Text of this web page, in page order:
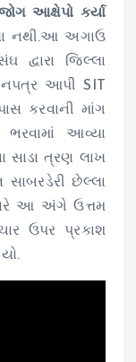
આક્ષેપો કર્યા
નથી.આ અગાઉ
જિલ્લા
આપી SIT
કરવાની માંગ
ભરવામાં આવ્યા
સાડા ત્રણ લાખ
સાબરડેરી છેલ્લા
આ અંગે ઉત્તમ
ઉપર પ્રકાશ